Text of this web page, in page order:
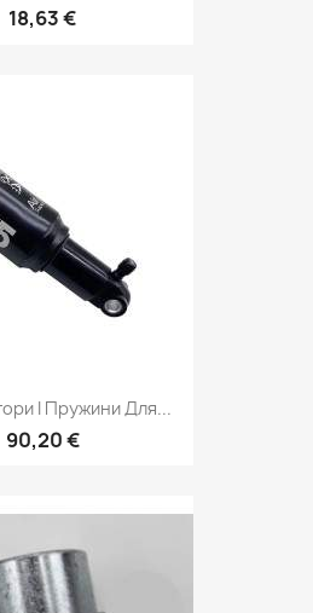
18,63 €
І Пружини Для...
90,20 €